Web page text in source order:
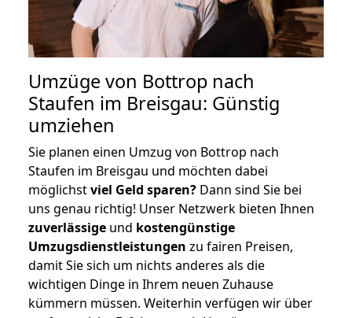
Umzüge von Bottrop nach
Staufen im Breisgau: Günstig
umziehen
Sie planen einen Umzug von Bottrop nach
Staufen im Breisgau und möchten dabei
möglichstviel Geld sparen? Dann sind Sie bei
uns genau richtig! Unser Netzwerk bieten Ihnen
zuverlässige und kostengünstige
Umzugsdienstleistungen zu fairen Preisen,
damit Sie sich um nichts anderes als die
wichtigen Dinge in Ihrem neuen Zuhause
kümmern müssen. Weiterhin verfügen wir über